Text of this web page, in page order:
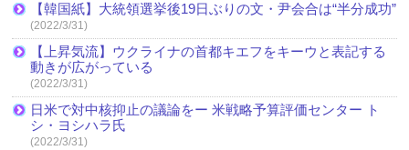
【韓国紙】大統領選挙後19日ぶりの文・尹会合は“半分成功”
(2022/3/31)
【上昇気流】ウクライナの首都キエフをキーウと表記する
動きが広がっている
(2022/3/31)
日米で対中核抑止の議論をー 米戦略予算評価センター ト
シ・ヨシハラ氏
(2022/3/31)